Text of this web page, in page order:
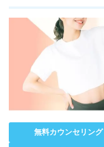
無料カウンセリング